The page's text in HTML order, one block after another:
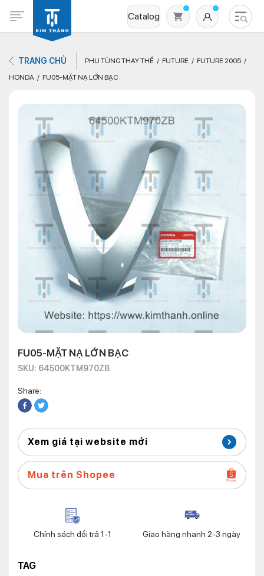
Catalog
Không có sản phẩm nào trong giỏ hàng
TRANG CHỦ PHỤ TÙNG THAY THẾ FUTURE
FUTURE 2005
HONDA
FU05-MẶT NẠ LỚN BẠC
FU05-MẶT NẠ LỚN BẠC
SKU: 64500KTM970ZB
Share:
Xem giá tại website mới
Mua trên Shopee
Chính sách đổi trả 1-1 Giao hàng nhanh 2-3 ngày
TAG